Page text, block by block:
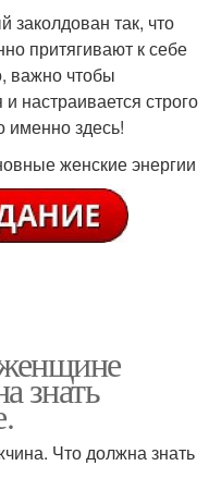
так, что
притягивают к себе
важно чтобы
настраивается строго
именно здесь!
женские энергии
знать
Что должна знать